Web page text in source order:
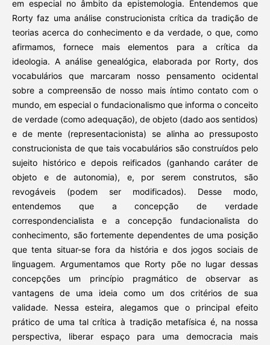
em especial no âmbito da epistemologia. Entendemos que
Rorty faz uma análise construcionista crítica da tradição de
teorias acerca do conhecimento e da verdade, o que, como
afirmamos, fornece mais elementos para a crítica da
ideologia. A análise genealógica, elaborada por Rorty, dos
vocabulários que marcaram nosso pensamento ocidental
sobre a compreensão de nosso mais íntimo contato com o
mundo, em especial o fundacionalismo que informa o conceito
de verdade (como adequação), de objeto (dado aos sentidos)
e de mente (representacionista) se alinha ao pressuposto
construcionista de que tais vocabulários são construídos pelo
sujeito histórico e depois reificados (ganhando caráter de
objeto e de autonomia), e, por serem construtos, são
revogáveis (podem ser modificados). Desse modo,
entendemos que a concepção de verdade
correspondencialista e a concepção fundacionalista do
conhecimento, são fortemente dependentes de uma posição
que tenta situar-se fora da história e dos jogos sociais de
linguagem. Argumentamos que Rorty põe no lugar dessas
concepções um princípio pragmático de observar as
vantagens de uma ideia como um dos critérios de sua
validade. Nessa esteira, alegamos que o principal efeito
prático de uma tal crítica à tradição metafísica é, na nossa
perspectiva, liberar espaço para uma democracia mais